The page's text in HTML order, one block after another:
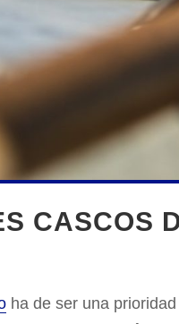
CASCOS
ha de ser una